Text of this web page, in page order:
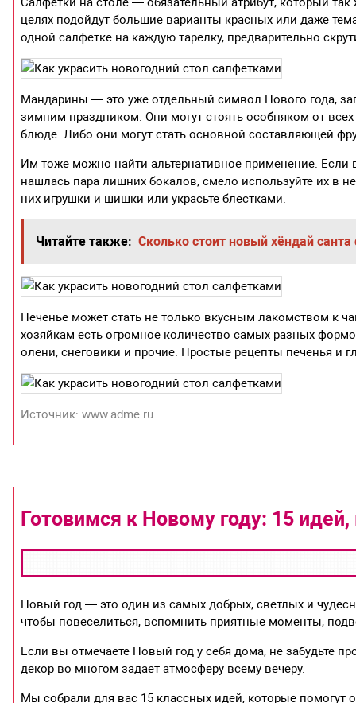
целях подойдут большие варианты красных или даже
одной салфетке на каждую тарелку, предварительно
Мандарины — это уже отдельный символ Нового года,
зимним праздником. Они могут стоять особняком от
блюде. Либо они могут стать основной составляющей
Им тоже можно найти альтернативное применение.
нашлась пара лишних бокалов, смело используйте их в
них игрушки и шишки или украсьте блестками.
Читайте также: Сколько стоит новый хёндай
Печенье может стать не только вкусным лакомством к
хозяйкам есть огромное количество самых разных
олени, снеговики и прочие. Простые рецепты печенья и
Источник: www.adme.ru
Готовимся к Новому году: 15
Новый год — это один из самых добрых, светлых и
чтобы повеселиться, вспомнить приятные моменты,
Если вы отмечаете Новый год у себя дома, не забудьте
декор во многом задает атмосферу всему вечеру.
Мы собрали для вас 15 классных идей, которые помогут